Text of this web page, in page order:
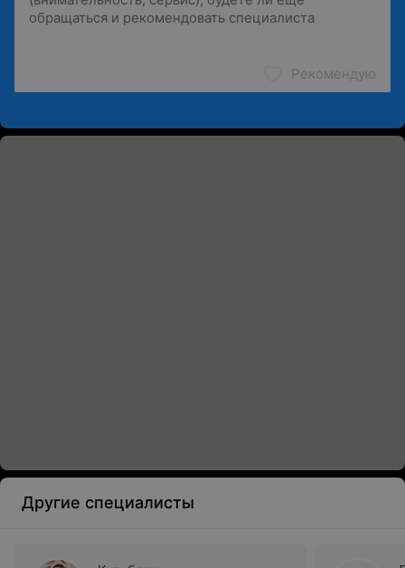
Рекомендую
Другие специалисты